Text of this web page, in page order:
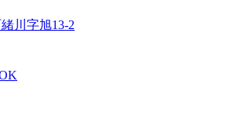
川字旭13-2